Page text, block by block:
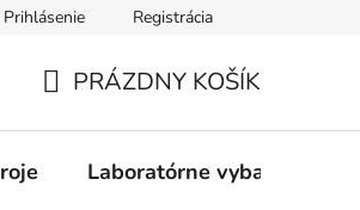
Prihlásenie Registrácia
KOŠÍK
PRÁZDNY KOŠÍK
Laboratórne vybavenie